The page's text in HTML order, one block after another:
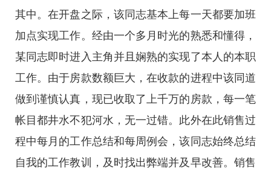
其中。在开盘之际，该同志基本上每一天都要加班
加点实现工作。经由一个多月时光的熟悉和懂得，
某同志即时进入主角并且娴熟的实现了本人的本职
工作。由于房款数额巨大，在收款的进程中该同道
做到谨慎认真，现已收取了上千万的房款，每一笔
帐目都井水不犯河水，无一过错。此外在此销售过
程中每月的工作总结和每周例会，该同志始终总结
自我的工作教训，及时找出弊端并及早改善。销售